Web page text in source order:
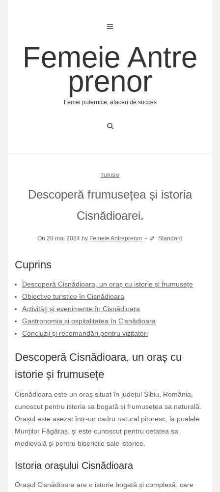
Femeie Antre
prenor
Femei puternice, afaceri de succes
TURISM
Descoperă frumusețea și istoria
Cisnădioarei.
On 28 mai 2024 by Femeie Antreprenor Standard
Cuprins
Descoperă Cisnădioara, un oraș cu istorie și frumusețe
Obiective turistice în Cisnădioara
Activități și evenimente în Cisnădioara
Gastronomia și ospitalitatea în Cisnădioara
Concluzii și recomandări pentru vizitatori
Descoperă Cisnădioara, un oraș cu
istorie și frumusețe
Cisnădioara este un oraș situat în județul Sibiu, România,
cunoscut pentru istoria sa bogată și frumusețea sa naturală.
Orașul este așezat într-un cadru natural pitoresc, la poalele
Munților Făgăraș, și este cunoscut pentru cetatea sa
medievală și pentru bisericile sale istorice.
Istoria orașului Cisnădioara
Orașul Cisnădioara are o istorie bogată și complexă, care